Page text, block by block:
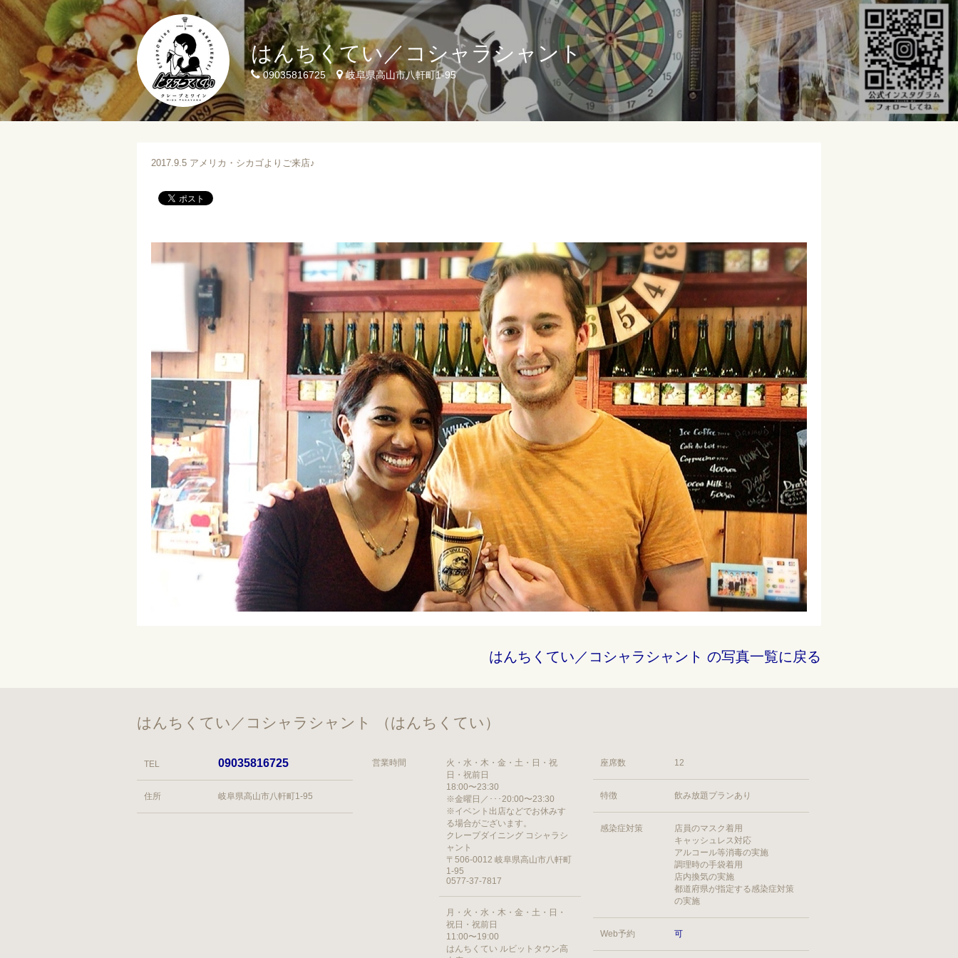
はんちくてい／コシャラシャント
09035816725 岐阜県高山市八軒町1-95
2017.9.5 アメリカ・シカゴよりご来店♪
はんちくてい／コシャラシャント の写真一覧に戻る
はんちくてい／コシャラシャント （はんちくてい）
TEL 09035816725
住所 岐阜県高山市八軒町1-95
営業時間
火・水・木・金・土・日・祝
日・祝前日
18:00〜23:30
※金曜日／･･･20:00〜23:30
※イベント出店などでお休みす
る場合がございます。
クレープダイニング コシャラシ
ャント
〒506-0012 岐阜県高山市八軒町
1-95
0577-37-7817
月・火・水・木・金・土・日・
祝日・祝前日
11:00〜19:00
はんちくてい ルビットタウン高
座席数 12
特徴 飲み放題プランあり
感染症対策
店員のマスク着用
キャッシュレス対応
アルコール等消毒の実施
調理時の手袋着用
店内換気の実施
都道府県が指定する感染症対策
の実施
Web予約 可